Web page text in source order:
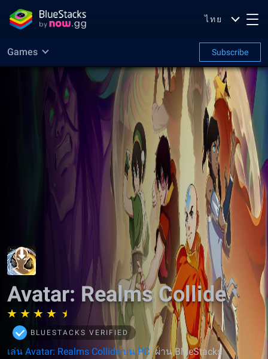
ไทย
Games Subscribe
Avatar: Realms Collide
BLUESTACKS VERIFIED
เล่น Avatar: Realms Collide บน PC ผ่าน BlueStacks